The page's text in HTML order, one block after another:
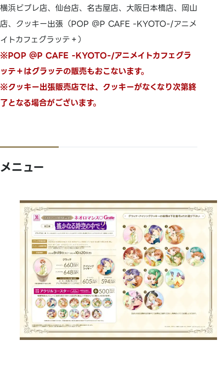
横浜ビブレ店、仙台店、名古屋店、大阪日本橋店、岡山
店、クッキー出張（POP ＠P CAFE -KYOTO-/アニメ
イトカフェグラッテ＋）
※POP ＠P CAFE -KYOTO-/アニメイトカフェグラ
ッテ＋はグラッテの販売もおこないます。
※クッキー出張販売店では、クッキーがなくなり次第終
了となる場合がございます。
メニュー